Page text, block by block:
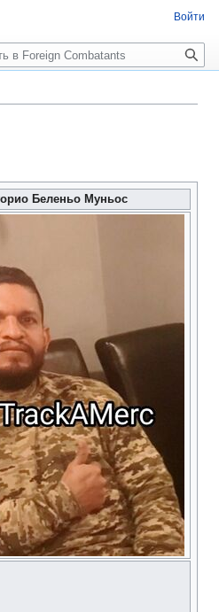
Беленьо Муньос
Войти